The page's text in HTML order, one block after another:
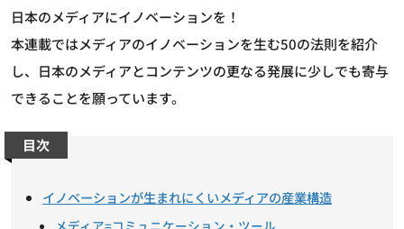
日本のメディアにイノベーションを！
本連載ではメディアのイノベーションを生む50の法則を紹介
し、日本のメディアとコンテンツの更なる発展に少しでも寄与
できることを願っています。
目次
イノベーションが生まれにくいメディアの産業構造
メディア=コミュニケーション・ツール